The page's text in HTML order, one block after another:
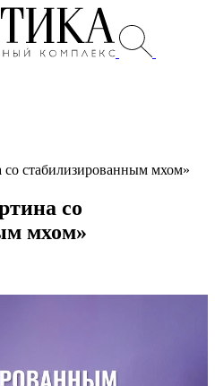
со стабилизированным мхом»
со
мхом»